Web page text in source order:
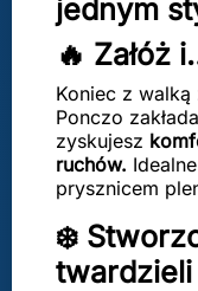
jednym
🔥 Załóż
Koniec z
Ponczo
zyskujesz
ruchów.
prysznicem
❄️
twardzieli